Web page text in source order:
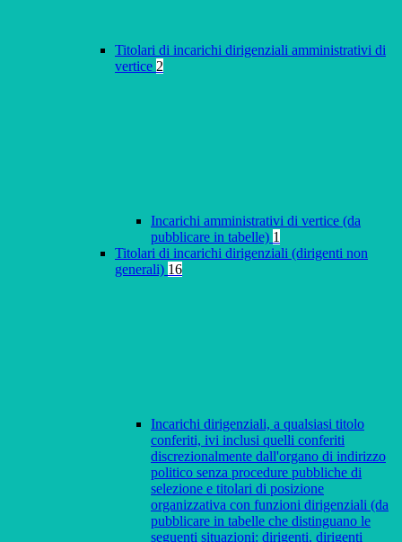
Titolari di incarichi dirigenziali amministrativi di
vertice 2
Incarichi amministrativi di vertice (da
pubblicare in tabelle) 1
Titolari di incarichi dirigenziali (dirigenti non
generali) 16
Incarichi dirigenziali, a qualsiasi titolo
conferiti, ivi inclusi quelli conferiti
discrezionalmente dall'organo di indirizzo
politico senza procedure pubbliche di
selezione e titolari di posizione
organizzativa con funzioni dirigenziali (da
pubblicare in tabelle che distinguano le
seguenti situazioni: dirigenti, dirigenti